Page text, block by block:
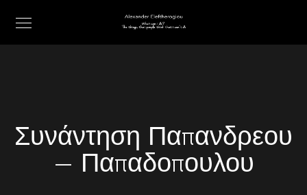
Συνάντηση Παπανδρεου
– Παπαδοπουλου